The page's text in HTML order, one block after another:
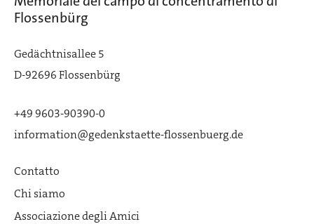
Flossenbürg
Gedächtnisallee 5
D-92696 Flossenbürg
+49 9603-90390-0
information@gedenkstaette-flossenbuerg.de
Contatto
Chi siamo
Associazione degli Amici